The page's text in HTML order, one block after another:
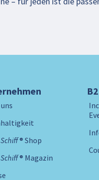
® Shop
® Magazin